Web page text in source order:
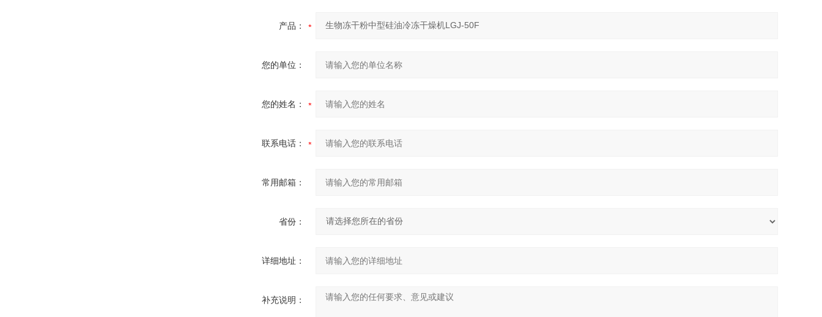
产品：
您的单位：
您的姓名：
联系电话：
常用邮箱：
省份：
详细地址：
补充说明：